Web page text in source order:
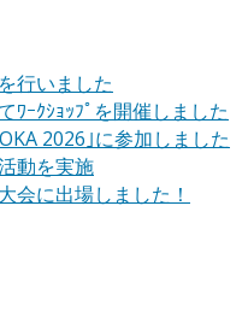
行いました
ｰｸｼｮｯﾌﾟを開催しました
2026｣に参加しました
動を実施
会に出場しました！